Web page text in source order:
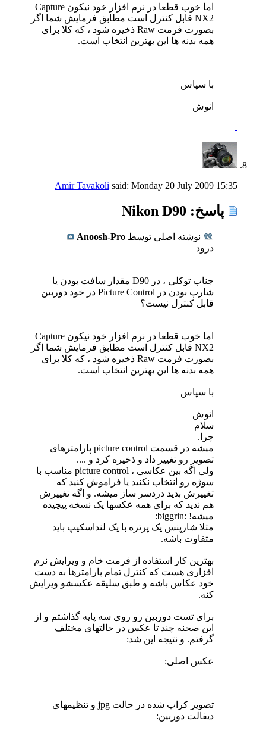
اما خوب قطعا در نرم افزار خود نیکون Capture
NX2 قابل کنترل است مطابق فرمایش شما اگر
بصورت فرمت Raw ذخیره شود ، که کلا برای
همه بدنه ها این بهترین انتخاب است.
با سپاس
انوش
Amir Tavakoli said: Monday 20 July 2009 15:35
پاسخ: Nikon D90
نوشته اصلی توسط Anoosh-Pro
درود
جناب توکلی ، در D90 مقدار سافت بودن یا
شارپ بودن در Picture Control در خود دوربین
قابل کنترل نیست؟
اما خوب قطعا در نرم افزار خود نیکون Capture
NX2 قابل کنترل است مطابق فرمایش شما اگر
بصورت فرمت Raw ذخیره شود ، که کلا برای
همه بدنه ها این بهترین انتخاب است.
با سپاس
انوش
سلام
چرا.
میشه در قسمت picture control پارامترهای
تصویر رو تغییر داد و ذخیره کرد و ....
ولی اگه بین عکاسی ، picture control مناسب با
سوژه رو انتخاب نکنید یا فراموش کنید که
تغییرش بدید دردسر ساز میشه. و اگه تغییرش
هم ندید که برای همه عکسها یک نسخه پیچیده
میشه! :biggrin:
مثلا شارپنس یک پرتره با یک لنداسکیپ باید
متفاوت باشه.
بهترین کار استفاده از فرمت خام و ویرایش نرم
افزاری هست که کنترل تمام پارامترها به دست
خود عکاس باشه و طبق سلیقه عکسشو ویرایش
کنه.
برای تست دوربین رو روی سه پایه گذاشتم و از
این صحنه چند تا عکس در حالتهای مختلف
گرفتم. و نتیجه این شد:
عکس اصلی:
تصویر کراپ شده در حالت jpg و تنظیمهای
دیفالت دوربین: